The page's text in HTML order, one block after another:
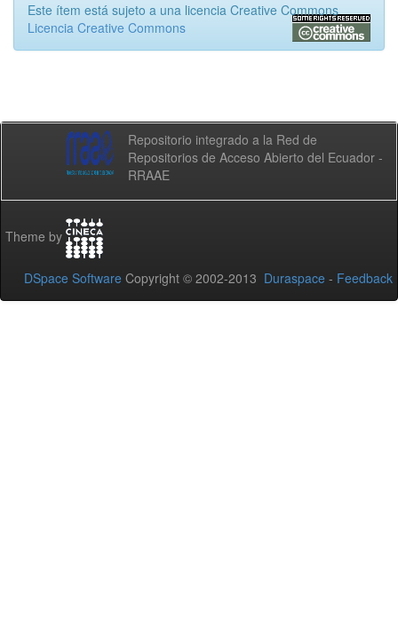
Este ítem está sujeto a una licencia Creative Commons
Licencia Creative Commons
Repositorio integrado a la Red de
Repositorios de Acceso Abierto del Ecuador -
RRAAE
Theme by
DSpace Software Copyright © 2002-2013 Duraspace - Feedback